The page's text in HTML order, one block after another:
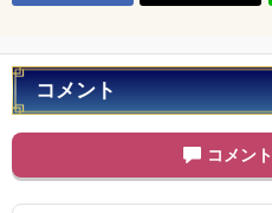
コメント
コメン